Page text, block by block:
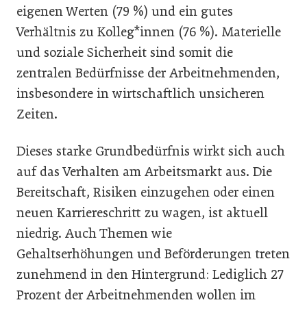
eigenen Werten (79 %) und ein gutes
Verhältnis zu Kolleg*innen (76 %). Materielle
und soziale Sicherheit sind somit die
zentralen Bedürfnisse der Arbeitnehmenden,
insbesondere in wirtschaftlich unsicheren
Zeiten.
Dieses starke Grundbedürfnis wirkt sich auch
auf das Verhalten am Arbeitsmarkt aus. Die
Bereitschaft, Risiken einzugehen oder einen
neuen Karriereschritt zu wagen, ist aktuell
niedrig. Auch Themen wie
Gehaltserhöhungen und Beförderungen treten
zunehmend in den Hintergrund: Lediglich 27
Prozent der Arbeitnehmenden wollen im